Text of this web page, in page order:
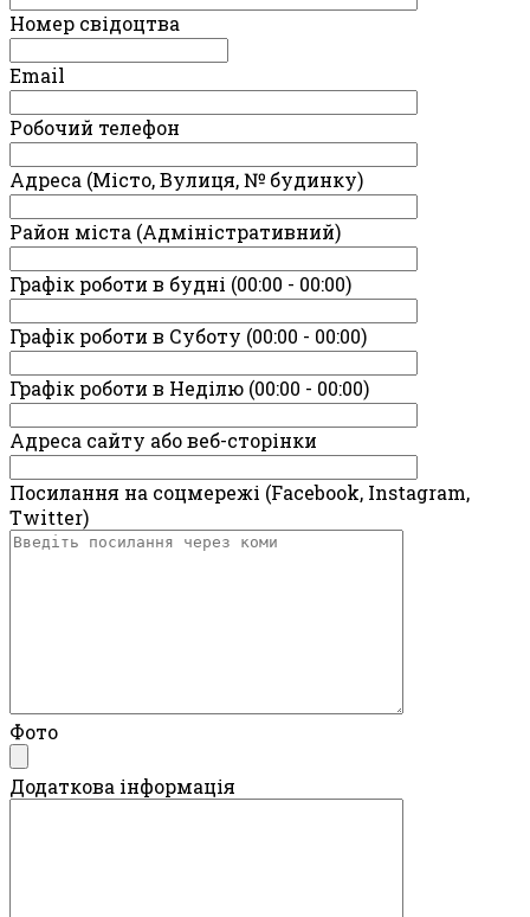
Номер свідоцтва
Email
Робочий телефон
Адреса (Місто, Вулиця, № будинку)
Район міста (Адміністративний)
Графік роботи в будні (00:00 - 00:00)
Графік роботи в Суботу (00:00 - 00:00)
Графік роботи в Неділю (00:00 - 00:00)
Адреса сайту або веб-сторінки
Посилання на соцмережі (Facebook, Instagram,
Twitter)
Фото
Додаткова інформація